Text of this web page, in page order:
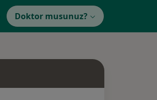
Doktor musunuz?